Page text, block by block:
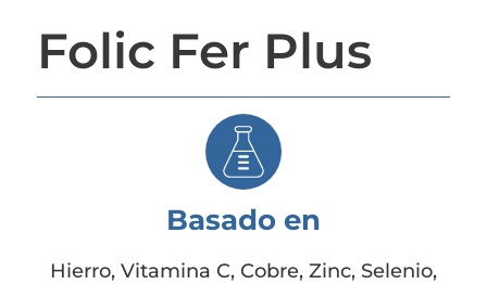
Folic Fer Plus
Basado en
Hierro, Vitamina C, Cobre, Zinc, Selenio,